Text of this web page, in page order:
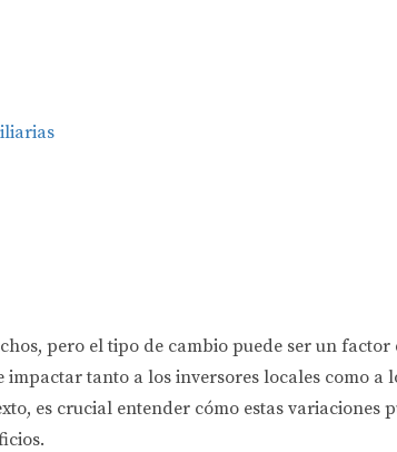
pero el tipo de cambio puede ser un
tanto a los inversores locales como a
es crucial entender cómo estas variaciones